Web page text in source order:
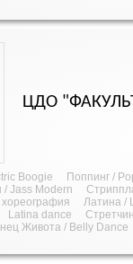
ЦДО
Boogie Поппинг /
Jass Modern
хореография Латина /
Latina dance
Живота / Belly Dance